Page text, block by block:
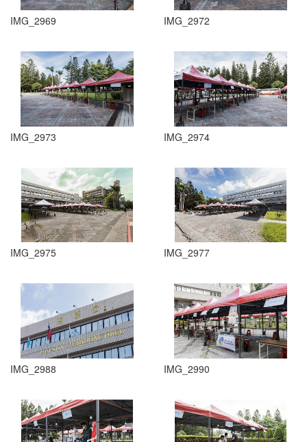
IMG_2969 IMG_2972
IMG_2973 IMG_2974
IMG_2975 IMG_2977
IMG_2988 IMG_2990